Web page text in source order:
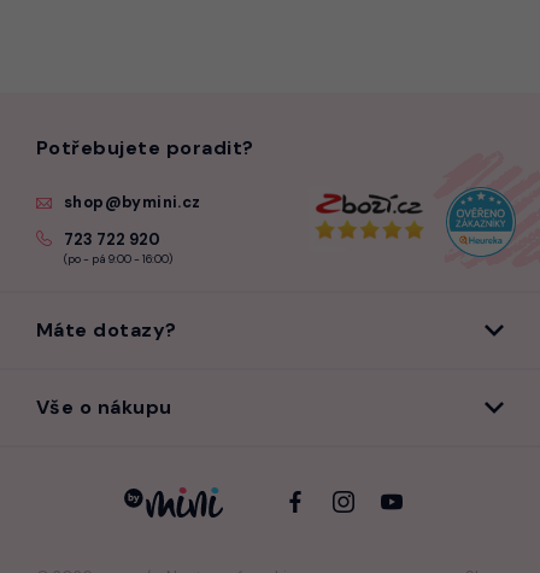
Potřebujete poradit?
shop@bymini.cz
723 722 920
(po - pá 9:00 - 16:00)
Máte dotazy?
Vše o nákupu